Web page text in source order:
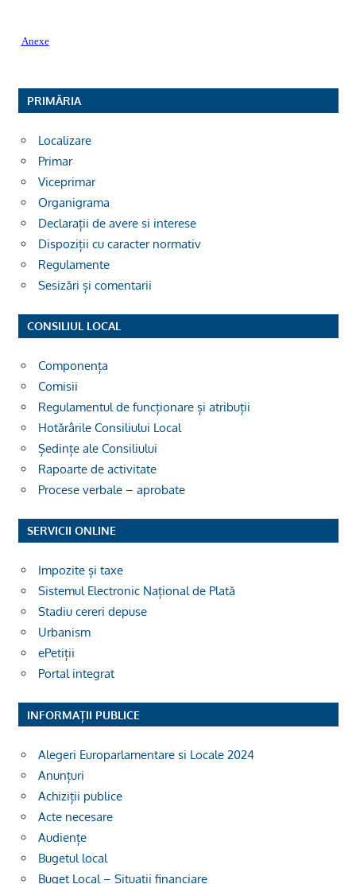
Anexe
PRIMĂRIA
Localizare
Primar
Viceprimar
Organigrama
Declarații de avere si interese
Dispoziții cu caracter normativ
Regulamente
Sesizări și comentarii
CONSILIUL LOCAL
Componența
Comisii
Regulamentul de funcționare și atribuții
Hotărârile Consiliului Local
Ședințe ale Consiliului
Rapoarte de activitate
Procese verbale – aprobate
SERVICII ONLINE
Impozite și taxe
Sistemul Electronic Național de Plată
Stadiu cereri depuse
Urbanism
ePetiții
Portal integrat
INFORMAȚII PUBLICE
Alegeri Europarlamentare si Locale 2024
Anunțuri
Achiziții publice
Acte necesare
Audiențe
Bugetul local
Buget Local – Situații financiare